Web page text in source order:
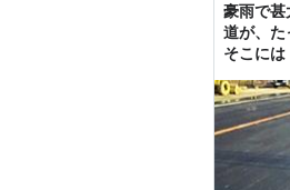
豪雨で甚
道が、た
そこには
驚きの発